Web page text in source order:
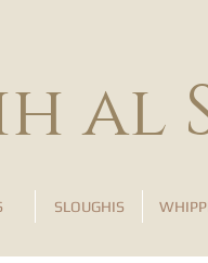
al
SLOUGHIS